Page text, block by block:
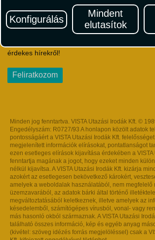
Konfigurálás
Mindent
elutasítok
Hírlevél
Iratkozzon fel Magyarország egyik
érdekes hírekről!
Feliratkozom
Minden jog fenntartva. VISTA Utazási Irodák Kft. ©
Engedélyszám: R0727/93 A honlapon közölt adatok
pontosságáért a VISTA Utazási Irodák Kft.
megjelenített információk elírásokat, pontatlanságot
ezen esetleges elírások kijavítása érdekében a VISTA
fenntartja magának a jogot, hogy ezeket minden
nélkül kijavítsa. A VISTA Utazási Irodák Kft. kizárja
azokért az esetlegesen bekövetkező károkért,
amelyek a weboldalak használatából, nem megfelelő
üzemzavarából, az adatok bárki által történő
megváltoztatásából keletkeznek, illetve amelyek az
késedelemből, számítógépes vírusból, vonal- vagy
más hasonló okból származnak. A VISTA Utazási
található összes információ, kép és egyéb anyag
(kivétel: szöveg idézés forrás megjelöléssel) csak a